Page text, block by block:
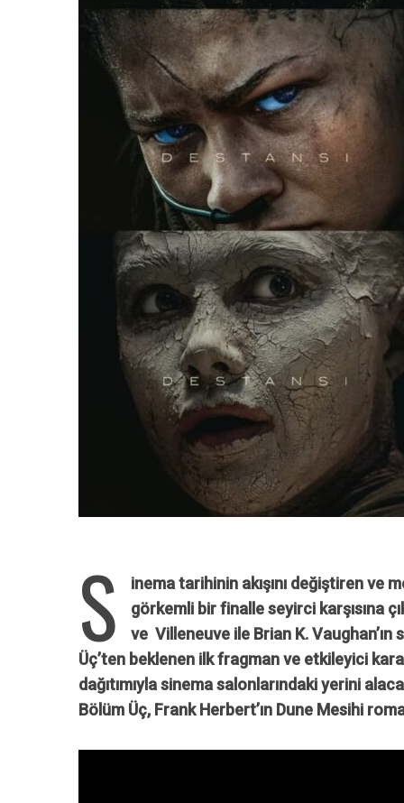
S
inema tarihinin akışını değiştiren ve
görkemli bir finalle seyirci karşısına
ve Villeneuve ile Brian K. Vaughan’ın
Üç’ten beklenen ilk fragman ve etkileyici
dağıtımıyla sinema salonlarındaki yerini
Bölüm Üç, Frank Herbert’ın Dune Mesihi